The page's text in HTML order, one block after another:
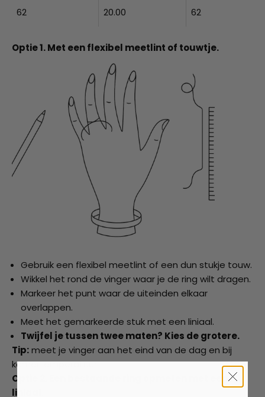
62 20.00 62
Optie 1. Met een flexibel meetlint of touwtje.
Gebruik een flexibel meetlint of een dun stukje touw.
Wikkel het rond de vinger waar je de ring wilt dragen.
Markeer het punt waar de uiteinden elkaar
overlappen.
Meet het gemarkeerde stuk met een liniaal.
Twijfel je tussen twee maten? Kies de grotere.
Tip:meet je vinger aan het eind van de dag en bij
kamertemperatuur.
Optie 2. Een bestaande ring opmeten met een
liniaal.